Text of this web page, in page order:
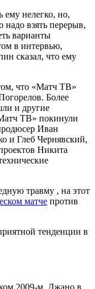
ему нелегко, но,
надо взять перерыв,
варианты
в интервью,
сказал, что ему
что «Матч ТВ»
Более
и другие
ТВ» покинули
Иван
и Глеб Чернявский,
Никита
травму , на этот
матче против
тенденции в
2009-м, Джано в